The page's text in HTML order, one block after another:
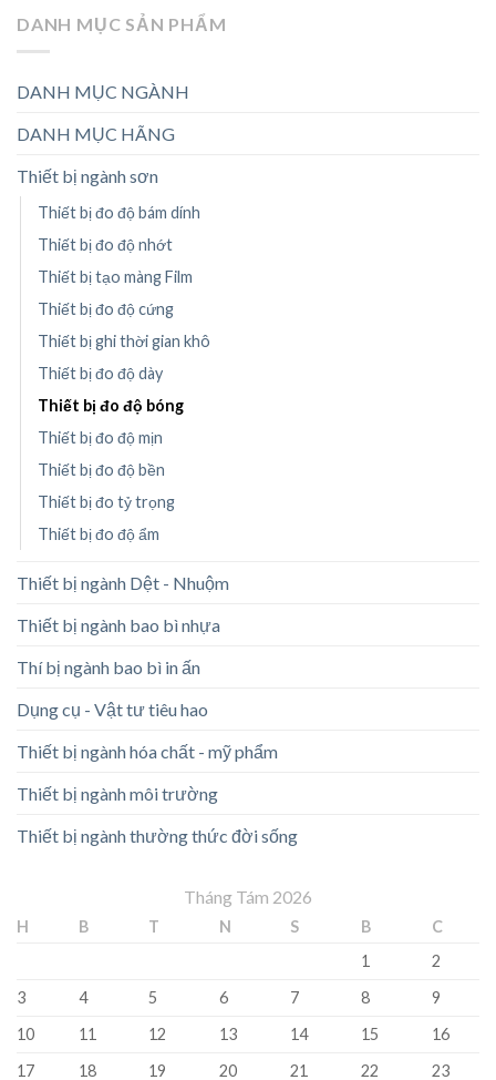
DANH MỤC SẢN PHẨM
DANH MỤC NGÀNH
DANH MỤC HÃNG
Thiết bị ngành sơn
Thiết bị đo độ bám dính
Thiết bị đo độ nhớt
Thiết bị tạo màng Film
Thiết bị đo độ cứng
Thiết bị ghi thời gian khô
Thiết bị đo độ dày
Thiết bị đo độ bóng
Thiết bị đo độ mịn
Thiết bị đo độ bền
Thiết bị đo tỷ trọng
Thiết bị đo độ ẩm
Thiết bị ngành Dệt - Nhuộm
Thiết bị ngành bao bì nhựa
Thí bị ngành bao bì in ấn
Dụng cụ - Vật tư tiêu hao
Thiết bị ngành hóa chất - mỹ phẩm
Thiết bị ngành môi trường
Thiết bị ngành thường thức đời sống
Tháng Tám 2026
H B T N S B
C
1
2
3
4 5 6 7 8
9
10
11 12 13 14 15
16
17
18 19 20 21 22 23